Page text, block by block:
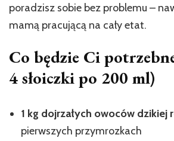
poradzisz sobie bez problemu –
mamą pracującą na cały etat.
Co będzie Ci
4 słoiczki po 200 ml)
1 kg dojrzałych owoców dzikiej
pierwszych przymrozkach